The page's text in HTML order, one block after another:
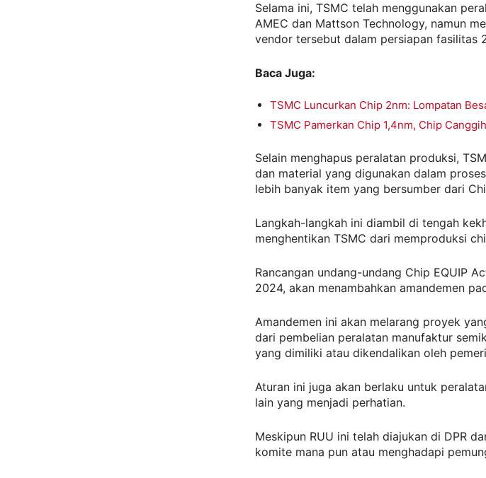
Selama ini, TSMC telah menggunakan
AMEC dan Mattson Technology, namun
vendor tersebut dalam persiapan fasilitas
Baca Juga:
TSMC Luncurkan Chip 2nm: Lompatan
TSMC Pamerkan Chip 1,4nm, Chip
Selain menghapus peralatan produksi,
dan material yang digunakan dalam
lebih banyak item yang bersumber dari
Langkah-langkah ini diambil di tengah
menghentikan TSMC dari memproduksi
Rancangan undang-undang Chip EQUIP
2024, akan menambahkan amandemen
Amandemen ini akan melarang proyek
dari pembelian peralatan manufaktur
yang dimiliki atau dikendalikan oleh
Aturan ini juga akan berlaku untuk
lain yang menjadi perhatian.
Meskipun RUU ini telah diajukan di DPR
komite mana pun atau menghadapi